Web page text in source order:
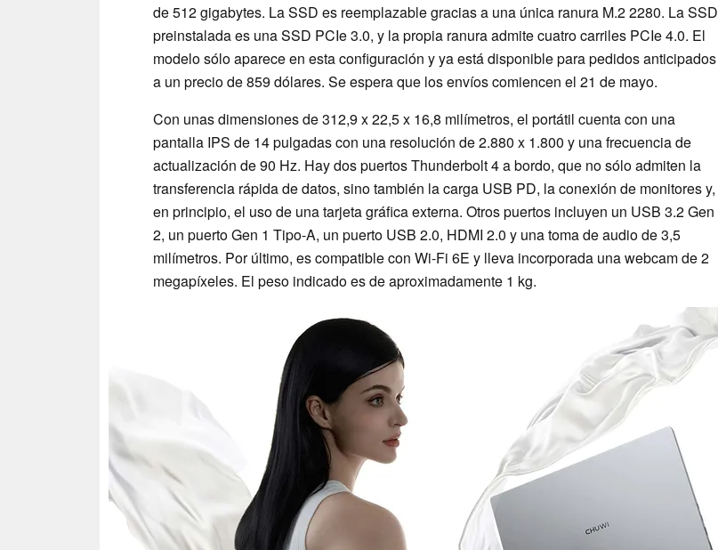
de 512 gigabytes. La SSD es reemplazable gracias a una única ranura M.2 2280. La SSD
preinstalada es una SSD PCIe 3.0, y la propia ranura admite cuatro carriles PCIe 4.0. El
modelo sólo aparece en esta configuración y ya está disponible para pedidos anticipados
a un precio de 859 dólares. Se espera que los envíos comiencen el 21 de mayo.
Con unas dimensiones de 312,9 x 22,5 x 16,8 milímetros, el portátil cuenta con una
pantalla IPS de 14 pulgadas con una resolución de 2.880 x 1.800 y una frecuencia de
actualización de 90 Hz. Hay dos puertos Thunderbolt 4 a bordo, que no sólo admiten la
transferencia rápida de datos, sino también la carga USB PD, la conexión de monitores y,
en principio, el uso de una tarjeta gráfica externa. Otros puertos incluyen un USB 3.2 Gen
2, un puerto Gen 1 Tipo-A, un puerto USB 2.0, HDMI 2.0 y una toma de audio de 3,5
milímetros. Por último, es compatible con Wi-Fi 6E y lleva incorporada una webcam de 2
megapíxeles. El peso indicado es de aproximadamente 1 kg.